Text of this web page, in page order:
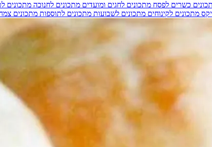
כשרים לפסח מתכונים לחגים ומועדים מתכונים לחנוכה מתכונים
מתכונים לקינוחים מתכונים לשבועות מתכונים לתוספות מתכונים